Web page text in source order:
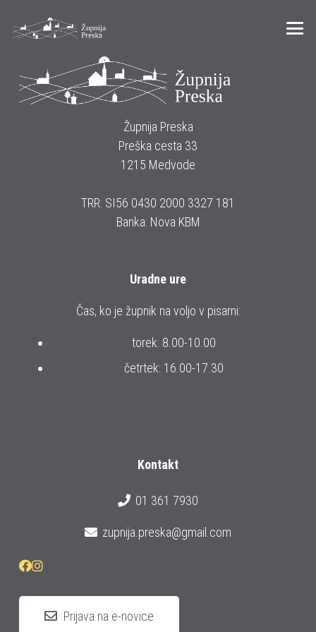
Župnija Preska
Preška cesta 33
1215 Medvode
TRR: SI56 0430 2000 3327 181
Banka: Nova KBM
Uradne ure
Čas, ko je župnik na voljo v pisarni:
torek: 8.00-10.00
četrtek: 16.00-17.30
Kontakt
01 361 7930
zupnija.preska@gmail.com
Prijava na e-novice